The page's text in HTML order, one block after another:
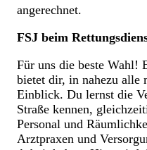
angerechnet.
FSJ beim
Für uns die beste Wahl!
bietet dir, in nahezu alle
Einblick. Du lernst die
Straße kennen,
Personal und
Arztpraxen und